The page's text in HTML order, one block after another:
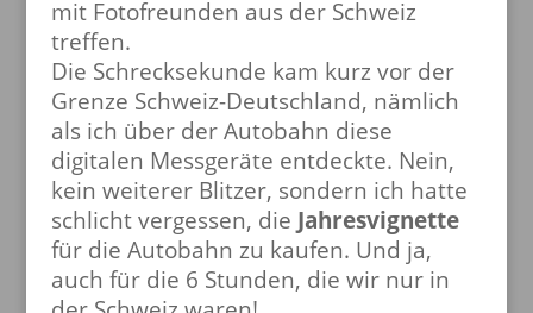
mit Fotofreunden aus der Schweiz
treffen.
Die Schrecksekunde kam kurz vor der
Grenze Schweiz-Deutschland, nämlich
als ich über der Autobahn diese
digitalen Messgeräte entdeckte. Nein,
kein weiterer Blitzer, sondern ich hatte
schlicht vergessen, die Jahresvignette
für die Autobahn zu kaufen. Und ja,
auch für die 6 Stunden, die wir nur in